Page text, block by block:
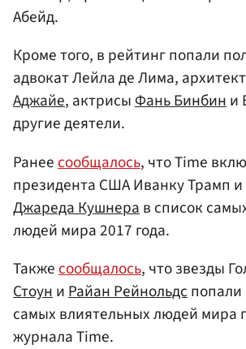
Абейд.
Кроме того, в рейтинг попали
адвокат Лейла де Лима,
Аджайе, актрисыФань Бинбини
другие деятели.
Ранее сообщалось, что Time
президента США Иванку Трамп
Джареда Кушнера в список
людей мира 2017 года.
Такжесообщалось, что звезды
СтоуниРайан Рейнольдспопали
самых влиятельных людей мира
журнала Time.